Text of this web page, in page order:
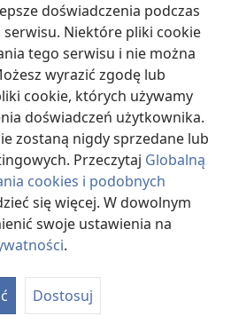
doświadczenia podczas
Niektóre pliki cookie
tego serwisu i nie można
wyrazić zgodę lub
cookie, których używamy
doświadczeń użytkownika.
zostaną nigdy sprzedane lub
Przeczytaj Globalną
cookies i podobnych
się więcej. W dowolnym
swoje ustawienia na
.
Dostosuj
presji, żeby uprawiać
dotyczące seksu. Ten artykuł
mądre decyzje.